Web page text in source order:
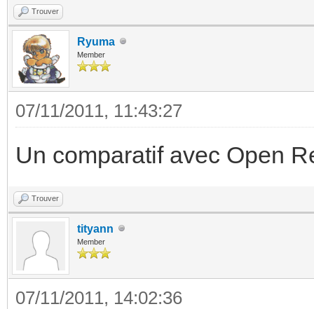
Trouver
Ryuma
Member
07/11/2011, 11:43:27
Un comparatif avec Open
Trouver
tityann
Member
07/11/2011, 14:02:36